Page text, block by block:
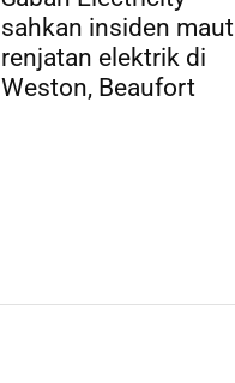
sahkan insiden maut
renjatan elektrik di
Weston, Beaufort